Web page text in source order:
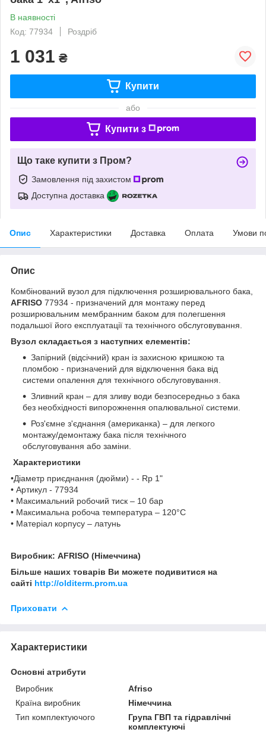
В наявності
Код: 77934
Роздріб
1 031 ₴
Купити
або
Купити з
Що таке купити з Пром?
Замовлення під захистом
Доступна доставка
Опис Характеристики Доставка Оплата Умови
Опис
Комбінований вузол для підключення розширювального бака,
AFRISO 77934 - призначений для монтажу перед
розширювальним мембранним баком для полегшення
подальшої його експлуатації та технічного обслуговування.
Вузол складається з наступних елементів:
Запірний (відсічний) кран із захисною кришкою та
пломбою - призначений для відключення бака від
системи опалення для технічного обслуговування.
Зливний кран – для зливу води безпосередньо з бака
без необхідності випорожнення опалювальної системи.
Роз'ємне з'єднання (американка) – для легкого
монтажу/демонтажу бака після технічного
обслуговування або заміни.
Характеристики
•Діаметр приєднання (дюйми) - - Rp 1"
• Артикул - 77934
• Максимальний робочий тиск – 10 бар
• Максимальна робоча температура – ​​120°C
• Матеріал корпусу – латунь
Виробник: AFRISO (Німеччина)
Більше наших товарів Ви можете подивитися на
сайті http://olditerm.prom.ua
Приховати
Характеристики
Основні атрибути
Виробник
Afriso
Країна виробник
Німеччина
Тип комплектуючого
Група ГВП та гідравлічні
комплектуючі